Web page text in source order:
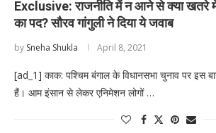
Exclusive: राजनीति में न आने से क्या खतरे
का पद? सौरव गांगुली ने दिया ये जवाब
by Sneha Shukla April 8, 2021
[ad_1] काक: पश्चिम बंगाल के विधानसभा चुनाव पर इस
हैं। आम इंसान से लेकर एनिमेशन लोगों …